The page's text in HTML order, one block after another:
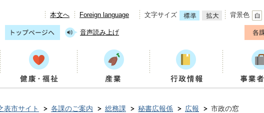
本文へ Foreign language 文字サイズ 背景色
音声読み上げ
市サイト 各課のご案内 総務課 秘書広報係 広報 市政の窓